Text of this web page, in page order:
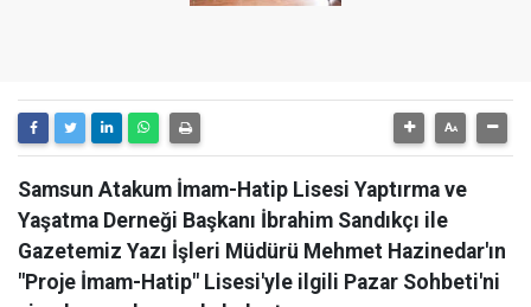
Samsun Atakum İmam-Hatip Lisesi Yaptırma ve
Yaşatma Derneği Başkanı İbrahim Sandıkçı ile
Gazetemiz Yazı İşleri Müdürü Mehmet Hazinedar'ın
"Proje İmam-Hatip" Lisesi'yle ilgili Pazar Sohbeti'ni